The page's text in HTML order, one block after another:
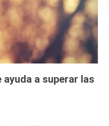
a superar las